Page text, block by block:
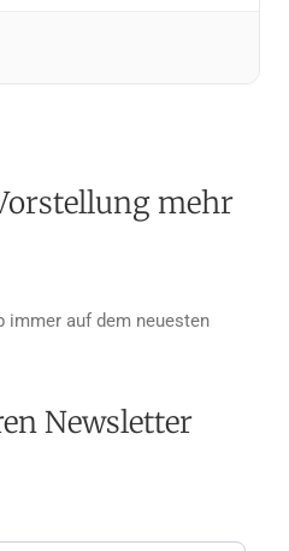
mehr
immer auf dem neuesten
Newsletter